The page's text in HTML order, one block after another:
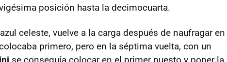
posición hasta la decimocuarta.
azul celeste, vuelve a la carga después de naufragar en
primero, pero en la séptima vuelta, con un
se conseguía colocar en el primer puesto y poner la